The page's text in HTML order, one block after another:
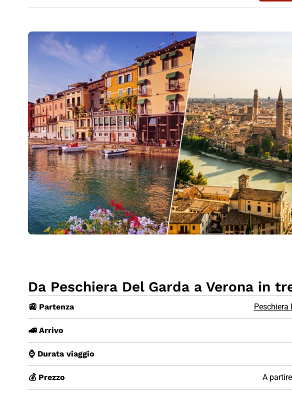
Da Peschiera Del Garda a Verona in
🚉 Partenza Peschiera
🚄 Arrivo
⌚ Durata viaggio
💰 Prezzo A